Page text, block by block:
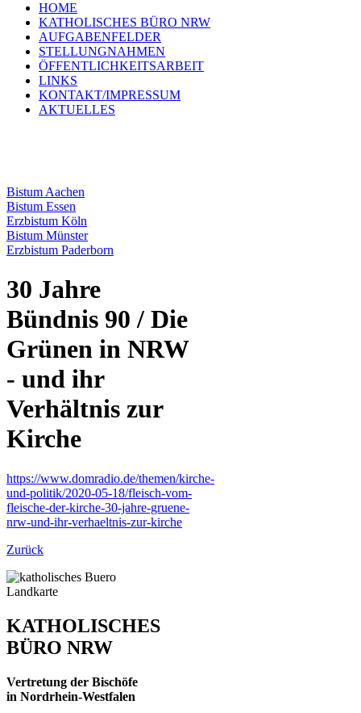
HOME
KATHOLISCHES BÜRO NRW
AUFGABENFELDER
STELLUNGNAHMEN
ÖFFENTLICHKEITSARBEIT
LINKS
KONTAKT/IMPRESSUM
AKTUELLES
Bistum Aachen
Bistum Essen
Erzbistum Köln
Bistum Münster
Erzbistum Paderborn
30 Jahre
Bündnis 90 / Die
Grünen in NRW
- und ihr
Verhältnis zur
Kirche
https://www.domradio.de/themen/kirche-
und-politik/2020-05-18/fleisch-vom-
fleische-der-kirche-30-jahre-gruene-
nrw-und-ihr-verhaeltnis-zur-kirche
Zurück
KATHOLISCHES
BÜRO NRW
Vertretung der Bischöfe
in Nordrhein-Westfalen